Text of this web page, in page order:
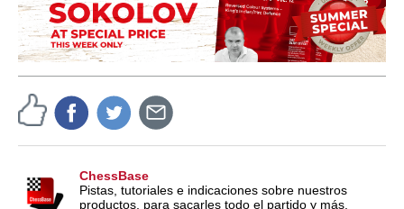
ChessBase
Pistas, tutoriales e indicaciones sobre nuestros
productos, para sacarles todo el partido y más.